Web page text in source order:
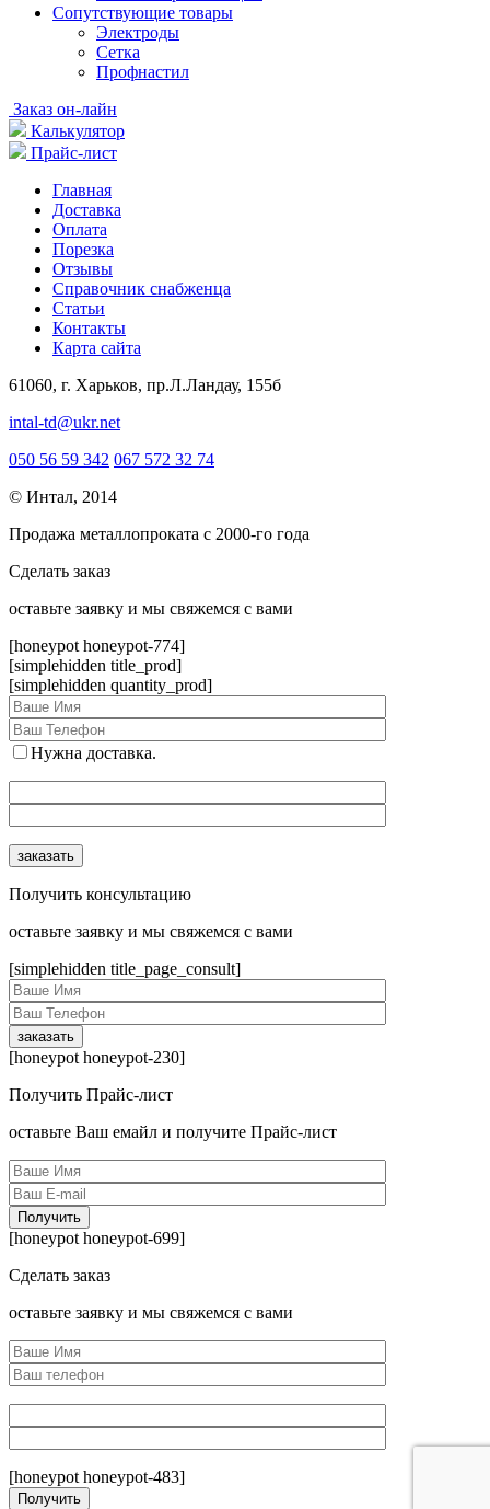
Cопутствующие товары
Электроды
Сетка
Профнастил
Заказ он-лайн
Калькулятор
Прайс-лист
Главная
Доставка
Оплата
Порезка
Отзывы
Справочник снабженца
Статьи
Контакты
Карта сайта
61060, г. Харьков, пр.Л.Ландау, 155б
intal-td@ukr.net
050 56 59 342 067 572 32 74
© Интал, 2014
Продажа металлопроката с 2000-го года
Сделать заказ
оcтавьте заявку и мы свяжемся с вами
[honeypot honeypot-774]
[simplehidden title_prod]
[simplehidden quantity_prod]
Нужна доставка.
Получить консультацию
оcтавьте заявку и мы свяжемся с вами
[simplehidden title_page_consult]
[honeypot honeypot-230]
Получить Прайс-лист
оcтавьте Ваш емайл и получите Прайс-лист
[honeypot honeypot-699]
Сделать заказ
оcтавьте заявку и мы свяжемся с вами
[honeypot honeypot-483]